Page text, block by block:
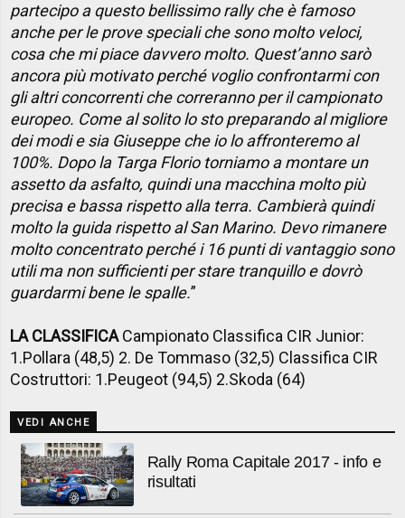
partecipo a questo bellissimo rally che è famoso
anche per le prove speciali che sono molto veloci,
cosa che mi piace davvero molto. Quest’anno sarò
ancora più motivato perché voglio confrontarmi con
gli altri concorrenti che correranno per il campionato
europeo. Come al solito lo sto preparando al migliore
dei modi e sia Giuseppe che io lo affronteremo al
100%. Dopo la Targa Florio torniamo a montare un
assetto da asfalto, quindi una macchina molto più
precisa e bassa rispetto alla terra. Cambierà quindi
molto la guida rispetto al San Marino. Devo rimanere
molto concentrato perché i 16 punti di vantaggio sono
utili ma non sufficienti per stare tranquillo e dovrò
guardarmi bene le spalle.”
LA CLASSIFICACampionato Classifica CIR Junior:
1.Pollara (48,5) 2. De Tommaso (32,5) Classifica CIR
Costruttori: 1.Peugeot (94,5) 2.Skoda (64)
VEDI ANCHE
Rally Roma Capitale 2017 - info e
risultati